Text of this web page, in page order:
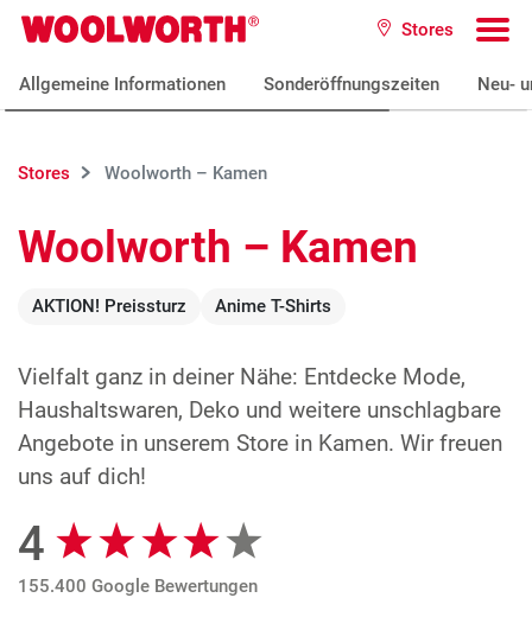
Zum Hauptinhalt
Woolworth GmbH Stores
Allgemeine Informationen Sonderöffnungszeiten Neu-
Stores Woolworth – Kamen
Woolworth – Kamen
AKTION! Preissturz Anime T-Shirts
Vielfalt ganz in deiner Nähe: Entdecke Mode,
Haushaltswaren, Deko und weitere unschlagbare
Angebote in unserem Store in Kamen. Wir freuen
uns auf dich!
Google Bewertungen
4
155.400 Google Bewertungen